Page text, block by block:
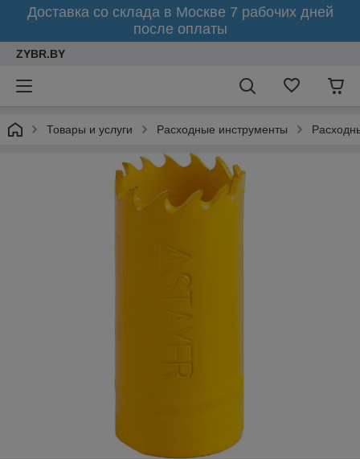
Доставка со склада в Москве 7 рабочих дней
после оплаты
ZYBR.BY
Товары и услуги Расходные инструменты